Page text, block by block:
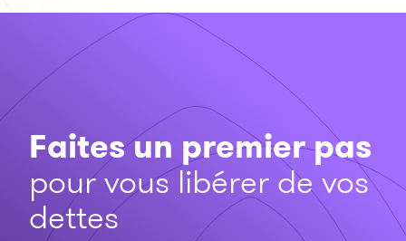
Faites un premier pas
pour vous libérer de vos
dettes